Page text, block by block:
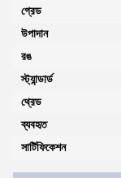
গ্রেড
উপাদান
রঙ
স্ট্যান্ডার্ড
থ্রেড
ব্যবহৃত
সার্টিফিকেশন